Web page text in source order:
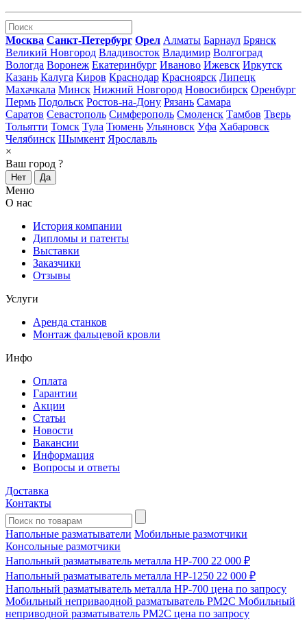
Москва Санкт-Петербург Орел Алматы Барнаул Брянск
Великий Новгород Владивосток Владимир Волгоград
Вологда Воронеж Екатеринбург Иваново Ижевск Иркутск
Казань Калуга Киров Краснодар Красноярск Липецк
Махачкала Минск Нижний Новгород Новосибирск Оренбург
Пермь Подольск Ростов-на-Дону Рязань Самара
Саратов Севастополь Симферополь Смоленск Тамбов Тверь
Тольятти Томск Тула Тюмень Ульяновск Уфа Хабаровск
Челябинск Шымкент Ярославль
×
Ваш город ?
Нет Да
Меню
О нас
История компании
Дипломы и патенты
Выставки
Заказчики
Отзывы
Услуги
Аренда станков
Монтаж фальцевой кровли
Инфо
Оплата
Гарантии
Акции
Статьи
Новости
Вакансии
Информация
Вопросы и ответы
Доставка
Контакты
Напольные разматыватели Мобильные размотчики
Консольные размотчики
Напольный разматыватель металла HP-700 22 000 ₽
Напольный разматыватель металла HP-1250 22 000 ₽
Напольный разматыватель металла HP-700 цена по запросу
Мобильный непривaодной разматыватель РМ2С Мобильный
неприводной разматыватель РМ2С цена по запросу